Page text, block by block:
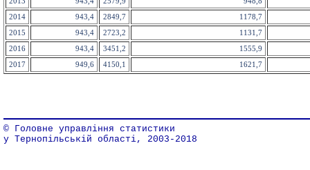
2014 943,4 2849,7 1178,7
2015 943,4 2723,2 1131,7
2016 943,4 3451,2 1555,9
2017 949,6 4150,1 1621,7
© Головне управління статистики
у Тернопільській області, 2003-2018